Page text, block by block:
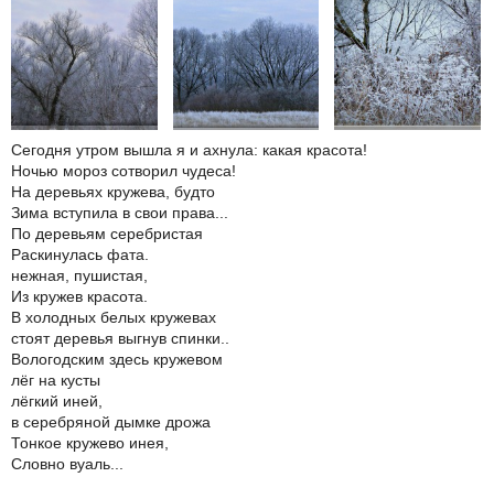
Сегодня утром вышла я и ахнула: какая красота!
Ночью мороз сотворил чудеса!
На деревьях кружева, будто
Зима вступила в свои права...
По деревьям серебристая
Раскинулась фата.
нежная, пушистая,
Из кружев красота.
В холодных белых кружевах
стоят деревья выгнув спинки..
Вологодским здесь кружевом
лёг на кусты
лёгкий иней,
в серебряной дымке дрожа
Тонкое кружево инея,
Словно вуаль...